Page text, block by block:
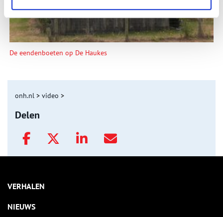
De eendenboeten op De Haukes
onh.nl > video >
Delen
VERHALEN
NIEUWS